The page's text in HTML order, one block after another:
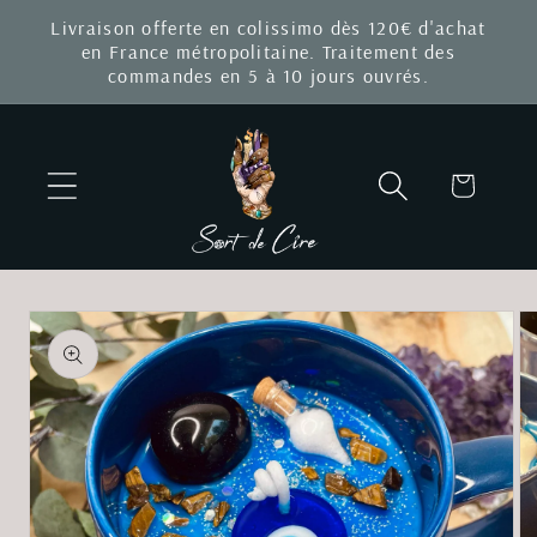
passer
contenu
Livraison offerte en colissimo dès 120€ d'achat
en France métropolitaine. Traitement des
commandes en 5 à 10 jours ouvrés.
Panier
Passer aux
informations
produits